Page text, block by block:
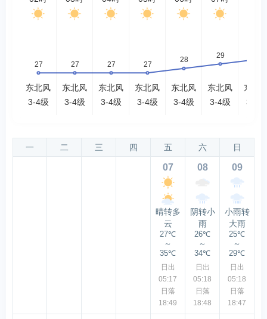
东北风
3-4级
东北风
3-4级
东北风
3-4级
东北风
3-4级
东北风
3-4级
东北风
3-4级
东北
3-4级
一 二 三 四 五 六 日
07
晴转多
云
27℃
～
35℃
日出
05:17
日落
18:49
08
阴转小
雨
26℃
～
34℃
日出
05:18
日落
18:48
09
小雨转
大雨
25℃
～
29℃
日出
05:18
日落
18:47